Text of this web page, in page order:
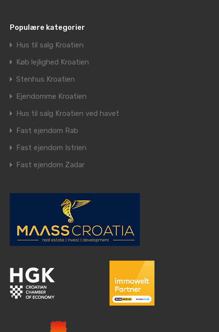
Populære kategorier
Hus til salg Kroatien
Køb lejlighed Kroatien
Stenhus Kroatien
Ejendomme Kroatien
Hus til salg Kroatien ved havet
Fast ejendom Rab
Fast ejendom Istrien
Fast ejendom Zadar